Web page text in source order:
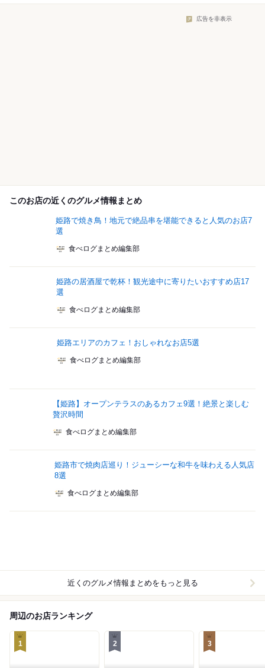
広告を非表示
このお店の近くのグルメ情報まとめ
姫路で焼き鳥！地元で絶品串を堪能できると人気のお店7
選
食べログまとめ編集部
姫路の居酒屋で乾杯！観光途中に寄りたいおすすめ店17
選
食べログまとめ編集部
姫路エリアのカフェ！おしゃれなお店5選
食べログまとめ編集部
【姫路】オープンテラスのあるカフェ9選！絶景と楽しむ
贅沢時間
食べログまとめ編集部
姫路市で焼肉店巡り！ジューシーな和牛を味わえる人気店
8選
食べログまとめ編集部
近くのグルメ情報まとめをもっと見る
周辺のお店ランキング
1 2 3